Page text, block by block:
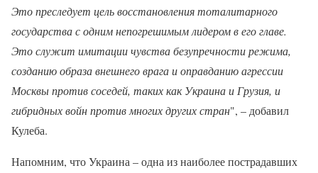
Это преследует цель восстановления тоталитарного
государства с одним непогрешимым лидером в его главе.
Это служит имитации чувства безупречности режима,
созданию образа внешнего врага и оправданию агрессии
Москвы против соседей, таких как Украина и Грузия, и
гибридных войн против многих других стран", – добавил
Кулеба.
Напомним, что Украина – одна из наиболее пострадавших